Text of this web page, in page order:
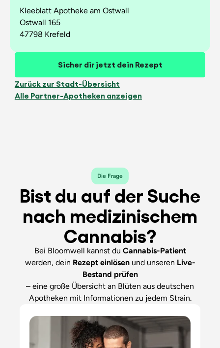
Kleeblatt Apotheke am Ostwall
Ostwall 165
47798 Krefeld
Sicher dir jetzt dein Rezept
Zurück zur Stadt-Übersicht
Alle Partner-Apotheken anzeigen
Die Frage
Bist du auf der Suche
nach medizinischem
Cannabis?
Bei Bloomwell kannst du Cannabis-Patient
werden, dein Rezept einlösen und unseren Live-
Bestand prüfen
– eine große Übersicht an Blüten aus deutschen
Apotheken mit Informationen zu jedem Strain.